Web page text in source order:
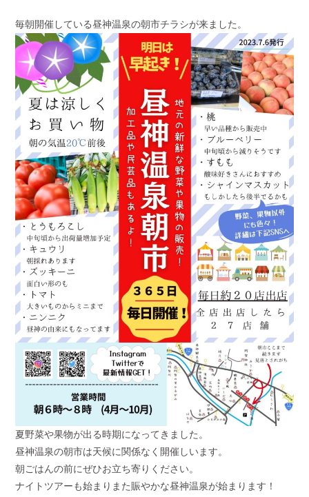
毎朝開催している昼神温泉の朝市チラシが来ました。
夏野菜や果物が出る時期になってきました。
昼神温泉の朝市は天候に関係なく開催しいます。
朝ごはんの前にぜひお立ち寄りください。
ナイトツアーも始まりまた賑やかな昼神温泉が始まります！